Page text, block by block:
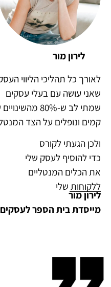
לירון מור
לאורך כל תהליכי הליווי
שאני עושה עם בעלי עסקים
שמתי לב ש-80% מהשינויים שאני עושה
קמים ונופלים על הצד
ולכן הגעתי לקורס
כדי להוסיף לעסק שלי
את הכלים המנטליים
ללקוחות שלי
לירון מור
מייסדת בית הספר לעסקים